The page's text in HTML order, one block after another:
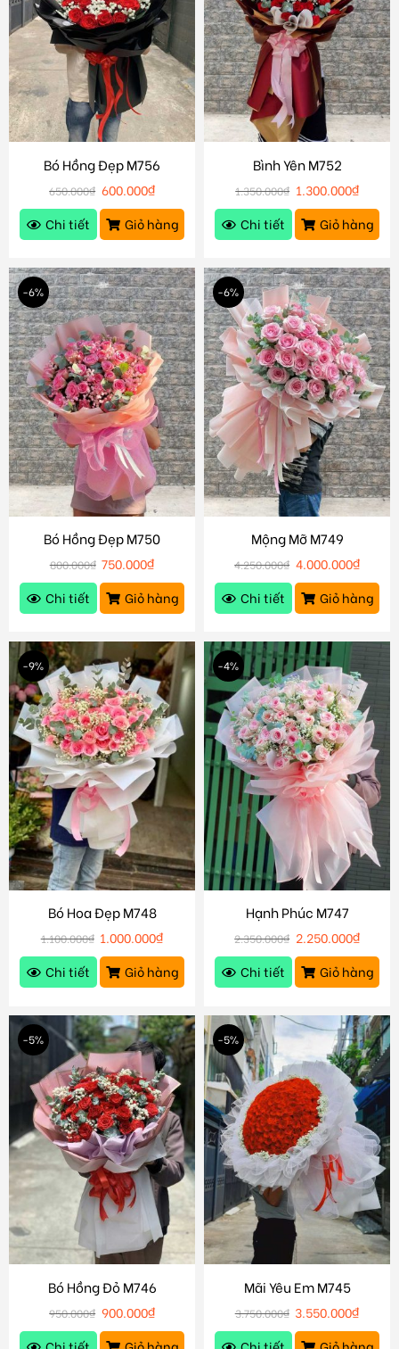
Bó Hồng Đẹp M756
650.000₫ 600.000₫
Chi tiết
Giỏ hàng
Bình Yên M752
1.350.000₫ 1.300.000₫
Chi tiết
Giỏ hàng
-6%
Bó Hồng Đẹp M750
800.000₫ 750.000₫
Chi tiết
Giỏ hàng
-6%
Mộng Mỡ M749
4.250.000₫ 4.000.000₫
Chi tiết
Giỏ hàng
-9%
Bó Hoa Đẹp M748
1.100.000₫ 1.000.000₫
Chi tiết
Giỏ hàng
-4%
Hạnh Phúc M747
2.350.000₫ 2.250.000₫
Chi tiết
Giỏ hàng
-5%
Bó Hồng Đỏ M746
950.000₫ 900.000₫
-5%
Mãi Yêu Em M745
3.750.000₫ 3.550.000₫